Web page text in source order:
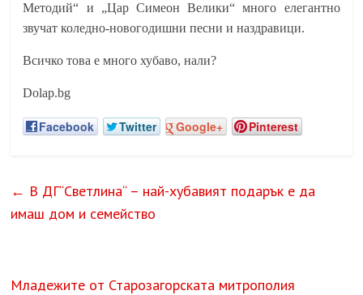
Методий“ и „Цар Симеон Велики“ много елегантно
звучат коледно-новогодишнипесни и наздравици.
Всичко това е много хубаво, нали?
Dolap.bg
Facebook Twitter Google+ Pinterest
← В ДГ“Светлина“ – най-хубавият подарък е да
имаш дом и семейство
Младежите от Старозагорската митрополия